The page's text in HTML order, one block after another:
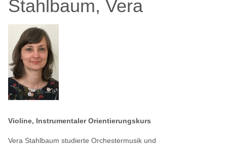
Stahlbaum, Vera
Violine, Instrumentaler Orientierungskurs
Vera Stahlbaum studierte Orchestermusik und